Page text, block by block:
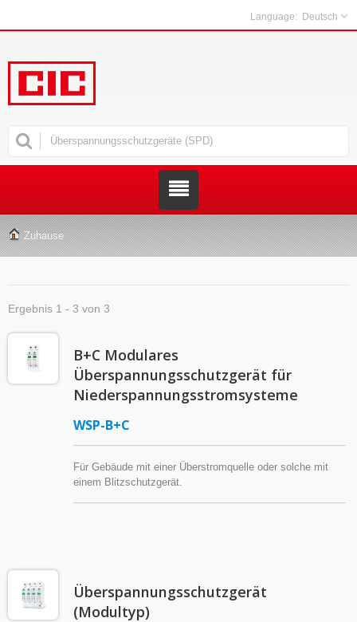
Deutsch
Zuhause
Ergebnis 1 - 3 von 3
B+C Modulares
Überspannungsschutzgerät für
Niederspannungsstromsysteme
WSP-B+C
Für Gebäude mit einer Überstromquelle oder solche mit
einem Blitzschutzgerät.
Überspannungsschutzgerät
(Modultyp)